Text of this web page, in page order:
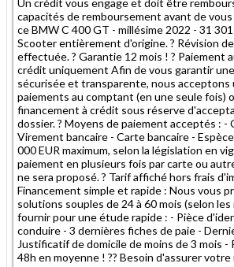
Un crédit vous engage et doit être
capacités de remboursement avant de vous
ce BMW C 400 GT - millésime 2022 - 31
Scooter entièrement d'origine. ? Révision
effectuée. ? Garantie 12 mois ! ? Paiement
crédit uniquement Afin de vous garantir
sécurisée et transparente, nous acceptons
paiements au comptant (en une seule fois)
financement à crédit sous réserve
dossier. ? Moyens de paiement acceptés : -
Virement bancaire - Carte bancaire -
000 EUR maximum, selon la législation en
paiement en plusieurs fois par carte ou
ne sera proposé. ? Tarif affiché hors frais
Financement simple et rapide : Nous vous
solutions souples de 24 à 60 mois (selon les
fournir pour une étude rapide : - Pièce
conduire - 3 dernières fiches de paie -
Justificatif de domicile de moins de 3 mois -
48h en moyenne ! ?? Besoin d'assurer votre